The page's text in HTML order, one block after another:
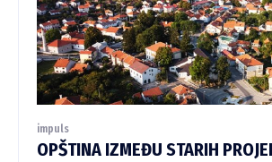
impuls
OPŠTINA IZMEĐU STARIH